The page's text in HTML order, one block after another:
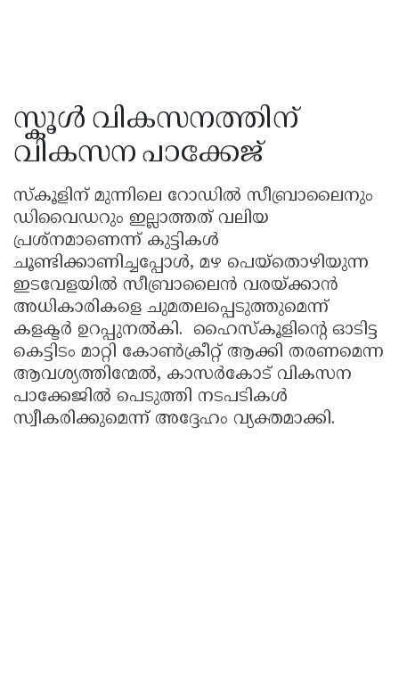
സ്കൂൾ വികസനത്തിന്
വികസന പാക്കേജ്
സ്കൂളിന് മുന്നിലെ റോഡിൽ സീബ്രാലൈനും
ഡിവൈഡറും ഇല്ലാത്തത് വലിയ
പ്രശ്നമാണെന്ന് കുട്ടികൾ
ചൂണ്ടിക്കാണിച്ചപ്പോൾ, മഴ പെയ്തൊഴിയുന്ന
ഇടവേളയിൽ സീബ്രാലൈൻ വരയ്ക്കാൻ
അധികാരികളെ ചുമതലപ്പെടുത്തുമെന്ന്
കളക്ടർ ഉറപ്പുനൽകി. ഹൈസ്കൂളിൻ്റെ ഓടിട്ട
കെട്ടിടം മാറ്റി കോൺക്രീറ്റ് ആക്കി തരണമെന്ന
ആവശ്യത്തിന്മേൽ, കാസർകോട് വികസന
പാക്കേജിൽ പെടുത്തി നടപടികൾ
സ്വീകരിക്കുമെന്ന് അദ്ദേഹം വ്യക്തമാക്കി.